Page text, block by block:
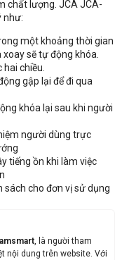
chất lượng. JCA JCA-
như:
một khoảng thời gian
sẽ tự động khóa.
chiều.
gập lại để đi qua
khóa lại sau khi người
người dùng trực
tiếng ồn khi làm việc
sách cho đơn vị sử dụng
, là người tham
nội dung trên website. Với
JCA-S01BD